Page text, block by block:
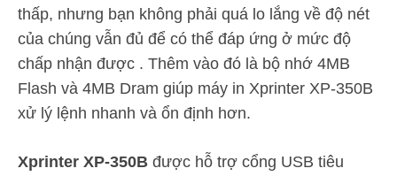
thấp, nhưng bạn không phải quá lo lắng về độ nét
của chúng vẫn đủ để có thể đáp ứng ở mức độ
chấp nhận được . Thêm vào đó là bộ nhớ 4MB
Flash và 4MB Dram giúp máy in Xprinter XP-350B
xử lý lệnh nhanh và ổn định hơn.
Xprinter XP-350B được hỗ trợ cổng USB tiêu